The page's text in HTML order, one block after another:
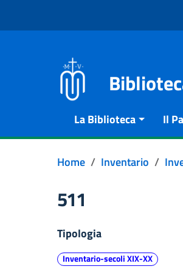
La Biblioteca Il
Home Inventario
511
Tipologia
Inventario-secoli XIX-XX